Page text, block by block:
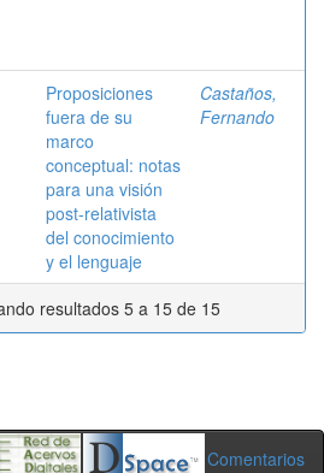
Proposiciones
fuera de su
marco
conceptual: notas
para una visión
post-relativista
del conocimiento
y el lenguaje
Castaños,
Fernando
resultados 5 a 15 de 15
Comentarios